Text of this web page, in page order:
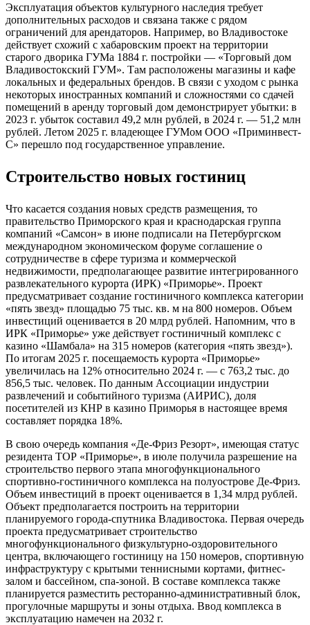
Эксплуатация объектов культурного наследия требует
дополнительных расходов и связана также с рядом
ограничений для арендаторов. Например, во Владивостоке
действует схожий с хабаровским проект на территории
старого дворика ГУМа 1884 г. постройки — «Торговый дом
Владивостокский ГУМ». Там расположены магазины и кафе
локальных и федеральных брендов. В связи с уходом с рынка
некоторых иностранных компаний и сложностями со сдачей
помещений в аренду торговый дом демонстрирует убытки: в
2023 г. убыток составил 49,2 млн рублей, в 2024 г. — 51,2 млн
рублей. Летом 2025 г. владеющее ГУМом ООО «Приминвест-
С» перешло под государственное управление.
Строительство новых гостиниц
Что касается создания новых средств размещения, то
правительство Приморского края и краснодарская группа
компаний «Самсон» в июне подписали на Петербургском
международном экономическом форуме соглашение о
сотрудничестве в сфере туризма и коммерческой
недвижимости, предполагающее развитие интегрированного
развлекательного курорта (ИРК) «Приморье». Проект
предусматривает создание гостиничного комплекса категории
«пять звезд» площадью 75 тыс. кв. м на 800 номеров. Объем
инвестиций оценивается в 20 млрд рублей. Напомним, что в
ИРК «Приморье» уже действует гостиничный комплекс с
казино «Шамбала» на 315 номеров (категория «пять звезд»).
По итогам 2025 г. посещаемость курорта «Приморье»
увеличилась на 12% относительно 2024 г. — с 763,2 тыс. до
856,5 тыс. человек. По данным Ассоциации индустрии
развлечений и событийного туризма (АИРИС), доля
посетителей из КНР в казино Приморья в настоящее время
составляет порядка 18%.
В свою очередь компания «Де-Фриз Резорт», имеющая статус
резидента ТОР «Приморье», в июле получила разрешение на
строительство первого этапа многофункционального
спортивно-гостиничного комплекса на полуострове Де-Фриз.
Объем инвестиций в проект оценивается в 1,34 млрд рублей.
Объект предполагается построить на территории
планируемого города-спутника Владивостока. Первая очередь
проекта предусматривает строительство
многофункционального физкультурно-оздоровительного
центра, включающего гостиницу на 150 номеров, спортивную
инфраструктуру с крытыми теннисными кортами, фитнес-
залом и бассейном, спа-зоной. В составе комплекса также
планируется разместить ресторанно-административный блок,
прогулочные маршруты и зоны отдыха. Ввод комплекса в
эксплуатацию намечен на 2032 г.